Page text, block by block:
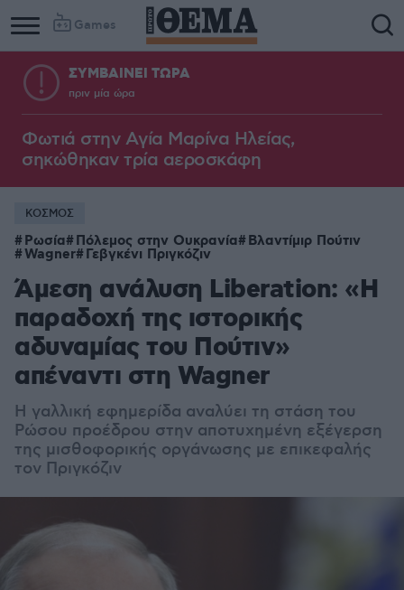
Games
ΣΥΜΒΑΙΝΕΙ ΤΩΡΑ
πριν μία ώρα
Φωτιά στην Aγία Μαρίνα Ηλείας,
σηκώθηκαν τρία αεροσκάφη
ΚΟΣΜΟΣ
Ρωσία Πόλεμος στην Ουκρανία Βλαντίμιρ Πούτιν
Wagner Γεβγκένι Πριγκόζιν
Άμεση ανάλυση Liberation: «Η
παραδοχή της ιστορικής
αδυναμίας του Πούτιν»
απέναντι στη Wagner
Η γαλλική εφημερίδα αναλύει τη στάση του
Ρώσου προέδρου στην αποτυχημένη εξέγερση
της μισθοφορικής οργάνωσης με επικεφαλής
τον Πριγκόζιν